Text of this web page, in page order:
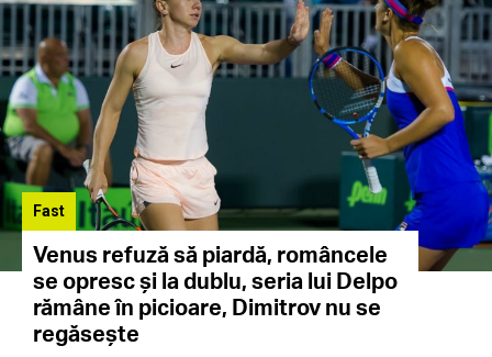
Fast
Venus refuză să piardă, româncele
se opresc și la dublu, seria lui Delpo
rămâne în picioare, Dimitrov nu se
regăsește